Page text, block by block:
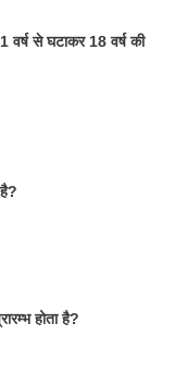
वर्ष से घटाकर 18 वर्ष की
होता है?